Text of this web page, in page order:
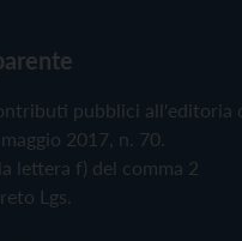
pubblici all'editoria
2017, n. 70.
lettera f) del comma 2
Lgs.